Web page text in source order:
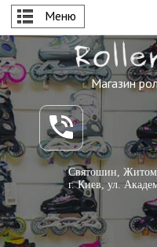
Меню
Магазин
Святошин,
г. Киев, ул.